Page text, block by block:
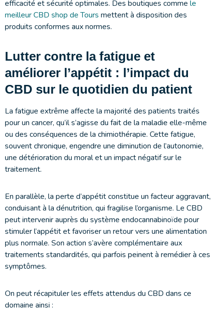
efficacité et sécurité optimales. Des boutiques comme le
meilleur CBD shop de Tours mettent à disposition des
produits conformes aux normes.
Lutter contre la fatigue et
améliorer l’appétit : l’impact du
CBD sur le quotidien du patient
La fatigue extrême affecte la majorité des patients traités
pour un cancer, qu’il s’agisse du fait de la maladie elle-même
ou des conséquences de la chimiothérapie. Cette fatigue,
souvent chronique, engendre une diminution de l’autonomie,
une détérioration du moral et un impact négatif sur le
traitement.
En parallèle, la perte d’appétit constitue un facteur aggravant,
conduisant à la dénutrition, qui fragilise l’organisme. Le CBD
peut intervenir auprès du système endocannabinoïde pour
stimuler l’appétit et favoriser un retour vers une alimentation
plus normale. Son action s’avère complémentaire aux
traitements standardités, qui parfois peinent à remédier à ces
symptômes.
On peut récapituler les effets attendus du CBD dans ce
domaine ainsi :